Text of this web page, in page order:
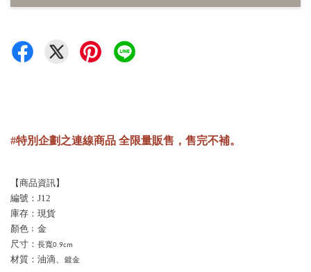
#特別企劃之連線商品 全限量販售，售完不補。
【商品資訊】
編號：J12
庫存：現貨
顏色﹔金
尺寸： 長寬0.9cm
材質：油滴、 鍍金